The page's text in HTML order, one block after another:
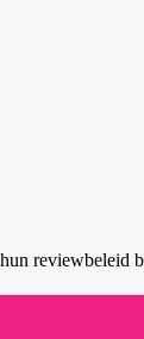
reviewbeleid